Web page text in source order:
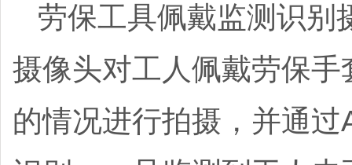
劳保工具佩戴监测识别
摄像头对工人佩戴劳保
的情况进行拍摄，并通